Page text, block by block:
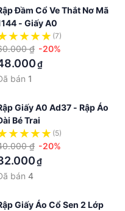
Đầm Cổ Ve Thắt Nơ Mã
- Giấy A0
(7)
₫ -20%
₫
bán 1
Giấy A0 Ad37 - Rập Áo
Bé Trai
(5)
₫ -20%
₫
bán 4
Giấy Áo Cổ Sen 2 Lớp